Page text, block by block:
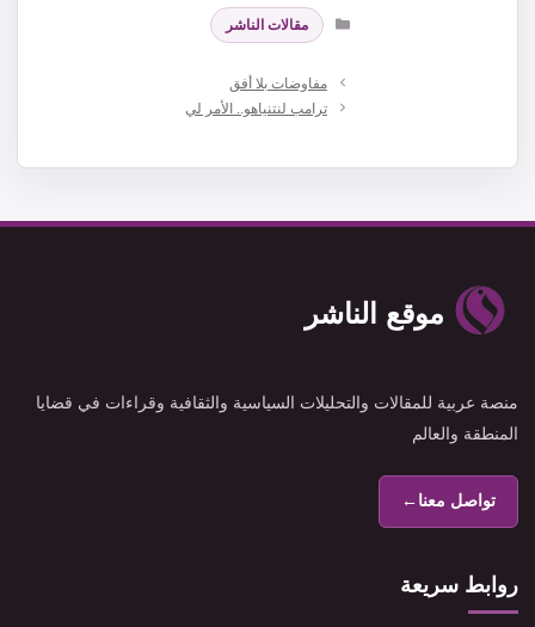
التصنيفات
مقالات الناشر
مفاوضات بلا أفق
ترامب لنتنياهو.. الأمر لي
موقع الناشر
منصة عربية للمقالات والتحليلات السياسية والثقافية وقراءات في قضايا
المنطقة والعالم
تواصل معنا←
روابط سريعة